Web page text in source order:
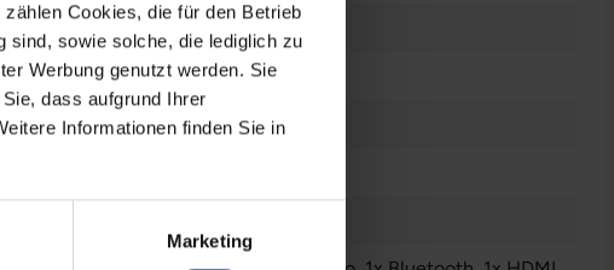
Cookies, die für den Betrieb
sind, sowie solche, die lediglich zu
Werbung genutzt werden. Sie
dass aufgrund Ihrer
Informationen finden Sie in
Marketing
Windows 11 Professional
2
Mattes Display